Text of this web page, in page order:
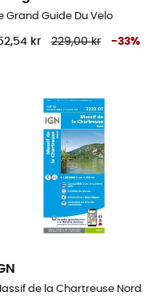
Grand Guide Du Velo
kr 229,00 kr -33%
de la Chartreuse Nord